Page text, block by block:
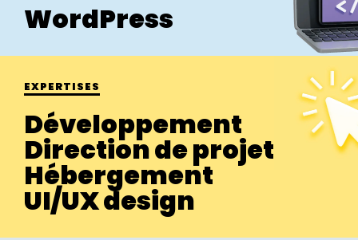
WordPress
EXPERTISES
Développement
Direction de projet
Hébergement
UI/UX design